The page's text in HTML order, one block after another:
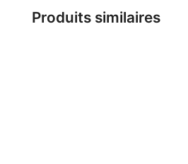
Produits similaires